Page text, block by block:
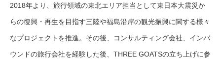
2018年より、旅行領域の東北エリア担当として東日本大震災か
らの復興・再生を目指す三陸や福島沿岸の観光振興に関する様々
なプロジェクトを推進。その後、コンサルティング会社、インバ
ウンドの旅行会社を経験した後、THREE GOATSの立ち上げに参